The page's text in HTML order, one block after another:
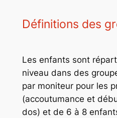
Définitions des
Les enfants sont
niveau dans des
par moniteur pour les
(accoutumance et
dos) et de 6 à 8